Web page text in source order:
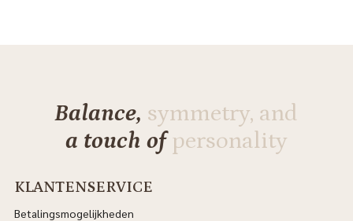
Balance, symmetry, and
a touch ofpersonality
KLANTENSERVICE
Betalingsmogelijkheden